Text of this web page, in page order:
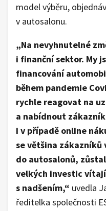
model výběru,
v autosalonu.
„Na nevyhnutelné
i finanční sektor. My
financování
během pandemie
rychle reagovat na
a nabídnout
i v případě online
se většina
do autosalonů,
velkých investic
s nadšením,“ uvedla
ředitelka společnosti